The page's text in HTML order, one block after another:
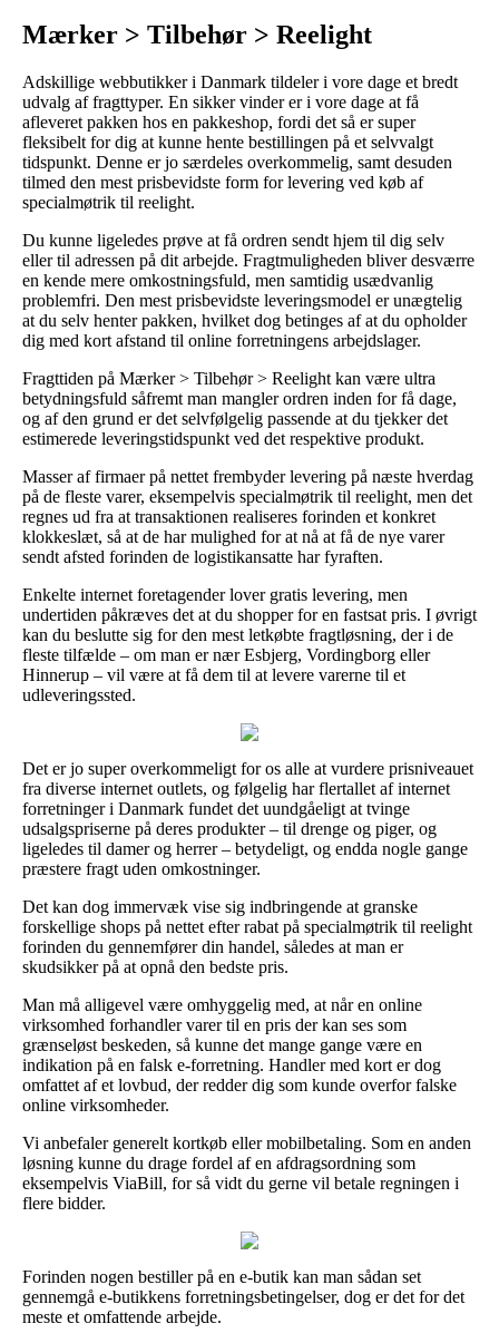
Mærker > Tilbehør > Reelight
Adskillige webbutikker i Danmark tildeler i vore dage et bredt
udvalg af fragttyper. En sikker vinder er i vore dage at få
afleveret pakken hos en pakkeshop, fordi det så er super
fleksibelt for dig at kunne hente bestillingen på et selvvalgt
tidspunkt. Denne er jo særdeles overkommelig, samt desuden
tilmed den mest prisbevidste form for levering ved køb af
specialmøtrik til reelight.
Du kunne ligeledes prøve at få ordren sendt hjem til dig selv
eller til adressen på dit arbejde. Fragtmuligheden bliver desværre
en kende mere omkostningsfuld, men samtidig usædvanlig
problemfri. Den mest prisbevidste leveringsmodel er unægtelig
at du selv henter pakken, hvilket dog betinges af at du opholder
dig med kort afstand til online forretningens arbejdslager.
Fragttiden på Mærker > Tilbehør > Reelight kan være ultra
betydningsfuld såfremt man mangler ordren inden for få dage,
og af den grund er det selvfølgelig passende at du tjekker det
estimerede leveringstidspunkt ved det respektive produkt.
Masser af firmaer på nettet frembyder levering på næste hverdag
på de fleste varer, eksempelvis specialmøtrik til reelight, men det
regnes ud fra at transaktionen realiseres forinden et konkret
klokkeslæt, så at de har mulighed for at nå at få de nye varer
sendt afsted forinden de logistikansatte har fyraften.
Enkelte internet foretagender lover gratis levering, men
undertiden påkræves det at du shopper for en fastsat pris. I øvrigt
kan du beslutte sig for den mest letkøbte fragtløsning, der i de
fleste tilfælde – om man er nær Esbjerg, Vordingborg eller
Hinnerup – vil være at få dem til at levere varerne til et
udleveringssted.
Det er jo super overkommeligt for os alle at vurdere prisniveauet
fra diverse internet outlets, og følgelig har flertallet af internet
forretninger i Danmark fundet det uundgåeligt at tvinge
udsalgspriserne på deres produkter – til drenge og piger, og
ligeledes til damer og herrer – betydeligt, og endda nogle gange
præstere fragt uden omkostninger.
Det kan dog immervæk vise sig indbringende at granske
forskellige shops på nettet efter rabat på specialmøtrik til reelight
forinden du gennemfører din handel, således at man er
skudsikker på at opnå den bedste pris.
Man må alligevel være omhyggelig med, at når en online
virksomhed forhandler varer til en pris der kan ses som
grænseløst beskeden, så kunne det mange gange være en
indikation på en falsk e-forretning. Handler med kort er dog
omfattet af et lovbud, der redder dig som kunde overfor falske
online virksomheder.
Vi anbefaler generelt kortkøb eller mobilbetaling. Som en anden
løsning kunne du drage fordel af en afdragsordning som
eksempelvis ViaBill, for så vidt du gerne vil betale regningen i
flere bidder.
Forinden nogen bestiller på en e-butik kan man sådan set
gennemgå e-butikkens forretningsbetingelser, dog er det for det
meste et omfattende arbejde.